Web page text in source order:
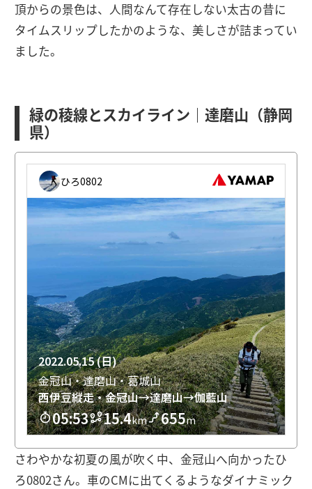
頂からの景色は、人間なんて存在しない太古の昔に
タイムスリップしたかのような、美しさが詰まってい
ました。
緑の稜線とスカイライン｜達磨山（静岡
県）
さわやかな初夏の風が吹く中、金冠山へ向かったひ
ろ0802さん。車のCMに出てくるようなダイナミック